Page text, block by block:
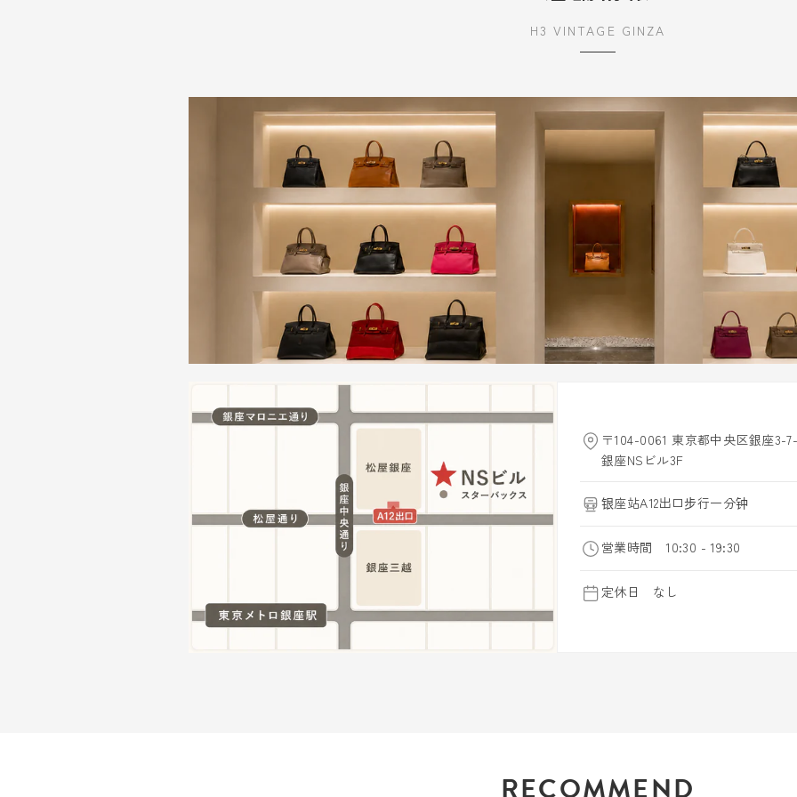
H3 VINTAGE GINZA
〒104-0061 東京都中央区銀座3-
銀座NSビル3F
银座站A12出口步行一分钟
営業時間 10:30 - 19:30
定休日 なし
RECOMMEND